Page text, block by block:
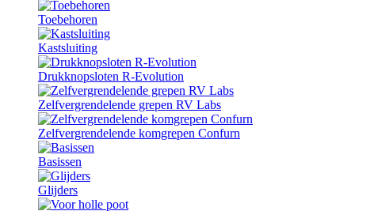
Toebehoren
Kastsluiting
Drukknopsloten R-Evolution
Zelfvergrendelende grepen RV Labs
Zelfvergrendelende komgrepen Confurn
Basissen
Glijders